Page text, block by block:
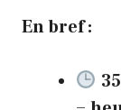
En bref :